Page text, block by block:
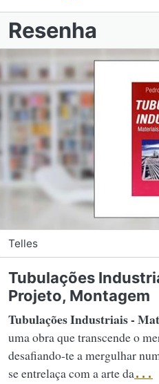
Resenha
Telles
Tubulações
Projeto, Montagem
Tubulações Industriais -
uma obra que transcende o
desafiando-te a mergulhar
se entrelaça com a arte da...